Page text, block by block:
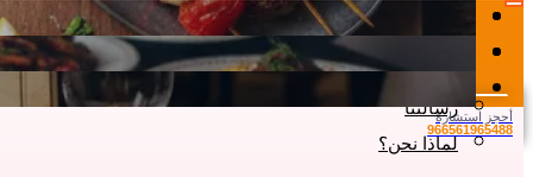
رسالتنا
لماذا نحن؟
أحجز استشارة
966561965488